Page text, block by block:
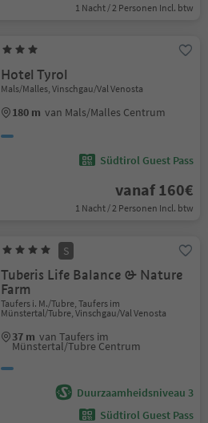
1 Nacht / 2 Personen Incl. btw
Hotel Tyrol
Mals/Malles, Vinschgau/Val Venosta
180 m van Mals/Malles Centrum
Südtirol Guest Pass
vanaf 160€
1 Nacht / 2 Personen Incl. btw
S
Tuberis Life Balance & Nature
Farm
Taufers i. M./Tubre, Taufers im
Münstertal/Tubre, Vinschgau/Val Venosta
37 m van Taufers im
Münstertal/Tubre Centrum
Duurzaamheidsniveau 3
Südtirol Guest Pass